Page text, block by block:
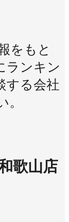
をもと
ランキン
する会社
歌山店